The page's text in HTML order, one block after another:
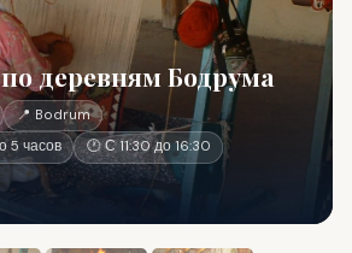
деревням Бодрума
📍 Bodrum
5 часов
🕐 С 11:30 до 16:30